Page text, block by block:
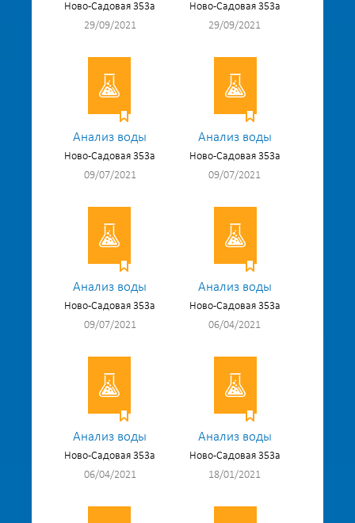
Ново-Садовая 353а
29/09/2021
Ново-Садовая 353а
29/09/2021
Анализ воды
Ново-Садовая 353а
09/07/2021
Анализ воды
Ново-Садовая 353а
09/07/2021
Анализ воды
Ново-Садовая 353а
09/07/2021
Анализ воды
Ново-Садовая 353а
06/04/2021
Анализ воды
Ново-Садовая 353а
06/04/2021
Анализ воды
Ново-Садовая 353а
18/01/2021